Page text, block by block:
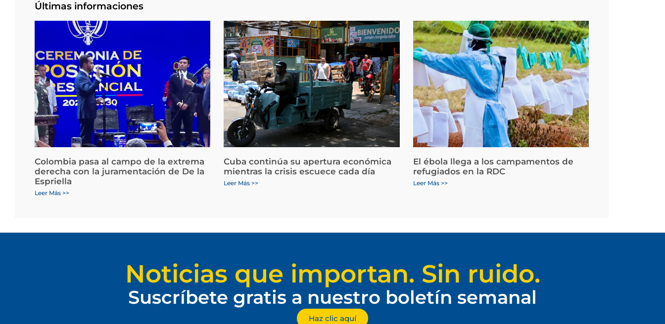
Últimas informaciones
Colombia pasa al campo de la extrema
derecha con la juramentación de De la
Espriella
Leer Más >>
Cuba continúa su apertura económica
mientras la crisis escuece cada día
Leer Más >>
El ébola llega a los campamentos de
refugiados en la RDC
Leer Más >>
Noticias que importan. Sin ruido.
Suscríbete gratis a nuestro boletín semanal
Haz clic aquí